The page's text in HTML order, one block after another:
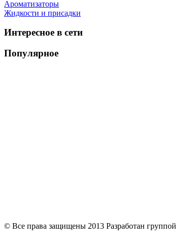
Ароматизаторы
Жидкости и присадки
Интересное в сети
Популярное
© Все права защищены 2013 Разработан группой